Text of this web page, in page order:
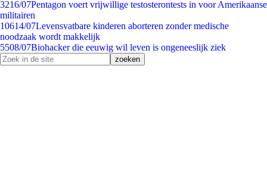
3216/07Pentagon voert vrijwillige testosterontests in voor Amerikaanse
militairen
10614/07Levensvatbare kinderen aborteren zonder medische
noodzaak wordt makkelijk
5508/07Biohacker die eeuwig wil leven is ongeneeslijk ziek